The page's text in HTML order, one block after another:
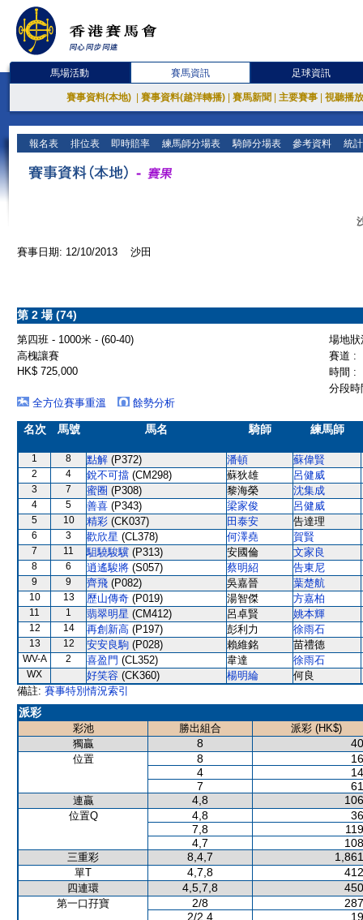
馬場活動 賽馬資訊 足球資訊
賽事資料(本地) 賽事資料(越洋轉播) 賽馬新聞 主要賽事 視聽播
報名表 排位表 即時賠率 練馬師分場表 騎師分場表 參考資料 統
賽事日期: 12/10/2013 沙田
第 2 場 (74)
第四班 - 1000米 - (60-40)
場地
高槐讓賽
賽道 :
HK$ 725,000
時間 :
分段
全方位賽事重溫
餘勢分析
名次 馬號 馬名 騎師 練馬師
1 8 點解 (P372) 潘頓 蘇偉賢
2 4 銳不可擋 (CM298) 蘇狄雄 呂健威
3 7 蜜圈 (P308) 黎海榮 沈集成
4 5 善喜 (P343) 梁家俊 呂健威
5 10 精彩 (CK037) 田泰安 告達理
6 3 歡欣星 (CL378) 何澤堯 賀賢
7 11 駔驍駿驥 (P313) 安國倫 文家良
8 6 逍遙駿將 (S057) 蔡明紹 告東尼
9 9 齊飛 (P082) 吳嘉晉 葉楚航
10 13 歷山傳奇 (P019) 湯智傑 方嘉柏
11 1 翡翠明星 (CM412) 呂卓賢 姚本輝
12 14 再創新高 (P197) 彭利力 徐雨石
13 12 安安良駒 (P028) 賴維銘 苗禮德
WV-A 2 喜盈門 (CL352) 韋達 徐雨石
WX 好笑容 (CK360) 楊明綸
何良
備註: 賽事特別情況索引
派彩
彩池 勝出組合
派彩 (HK$)
獨贏
8
位置 8
4
7
連贏 4,8
位置Q 4,8
7,8
4,7
三重彩 8,4,7
單T 4,7,8
四連環 4,5,7,8
第一口孖寶 2/8
2/2,4